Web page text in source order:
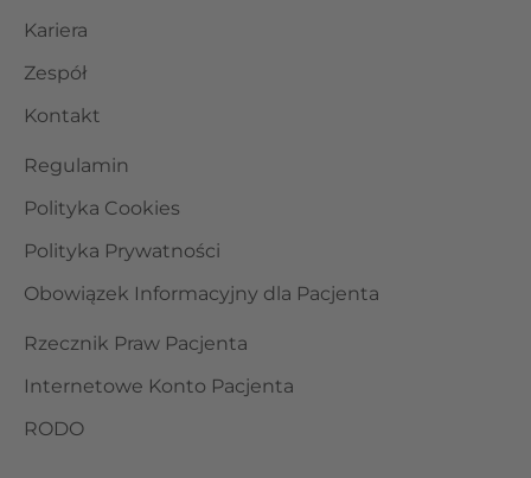
Kariera
Zespół
Kontakt
Regulamin
Polityka Cookies
Polityka Prywatności
Obowiązek Informacyjny dla Pacjenta
Rzecznik Praw Pacjenta
Internetowe Konto Pacjenta
RODO